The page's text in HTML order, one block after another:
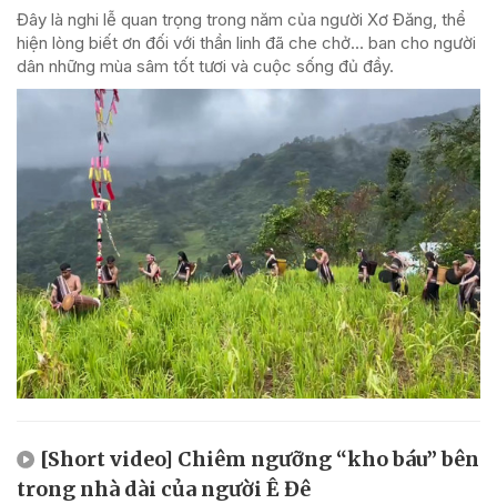
Đây là nghi lễ quan trọng trong năm của người Xơ Đăng, thể
hiện lòng biết ơn đối với thần linh đã che chở... ban cho người
dân những mùa sâm tốt tươi và cuộc sống đủ đầy.
[Short video] Chiêm ngưỡng “kho báu” bên
trong nhà dài của người Ê Đê